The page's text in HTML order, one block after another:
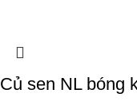
Củ sen NL bóng